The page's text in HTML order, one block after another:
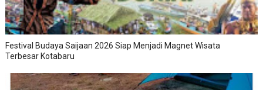
Festival Budaya Saijaan 2026 Siap Menjadi Magnet Wisata
Terbesar Kotabaru